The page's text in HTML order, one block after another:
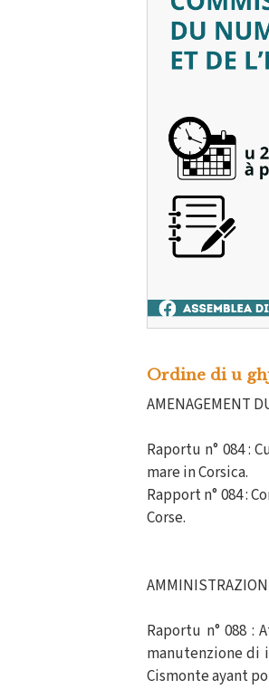
Ordine di u
AMENAGEMENT
Raportu n° 084 :
mare in Corsica.
Rapport n° 084 :
Corse.
Raportu n° 088
manutenzione di
Cismonte ayant